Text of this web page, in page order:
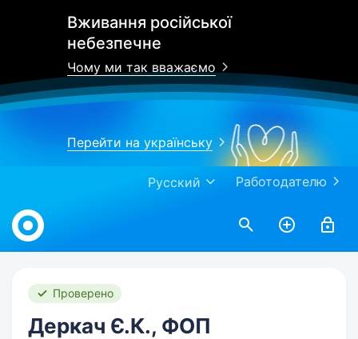
Вживання російської
небезпечне
Чому ми так вважаємо
Перейти на українську
Работодателю
Русский
Work.ua
Проверено
Деркач Є.К., ФОП